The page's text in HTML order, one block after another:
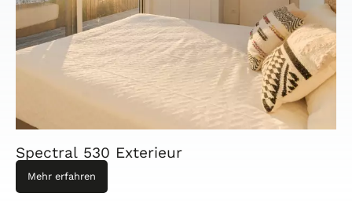
Spectral 530 Exterieur
Mehr erfahren